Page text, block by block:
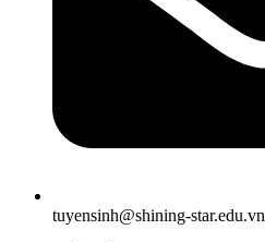
tuyensinh@shining-star.edu.vn